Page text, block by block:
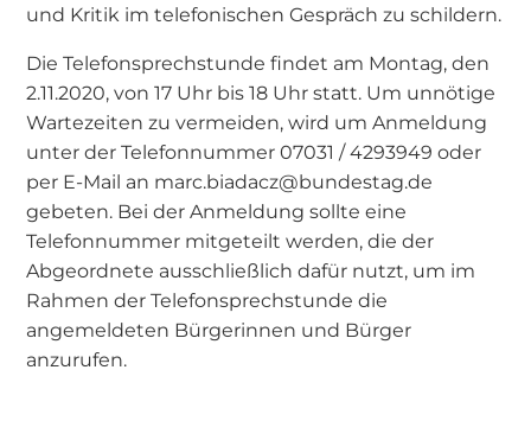
und Kritik im telefonischen Gespräch zu schildern.
Die Telefonsprechstunde findet am Montag, den
2.11.2020, von 17 Uhr bis 18 Uhr statt. Um unnötige
Wartezeiten zu vermeiden, wird um Anmeldung
unter der Telefonnummer 07031 / 4293949 oder
per E-Mail an marc.biadacz@bundestag.de
gebeten. Bei der Anmeldung sollte eine
Telefonnummer mitgeteilt werden, die der
Abgeordnete ausschließlich dafür nutzt, um im
Rahmen der Telefonsprechstunde die
angemeldeten Bürgerinnen und Bürger
anzurufen.